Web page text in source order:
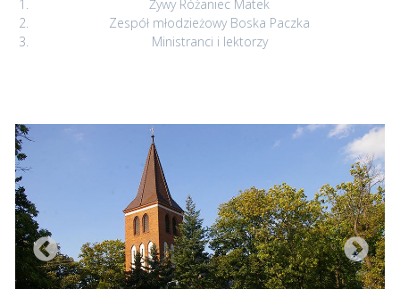
Żywy Różaniec Matek
Zespół młodzieżowy Boska Paczka
Ministranci i lektorzy